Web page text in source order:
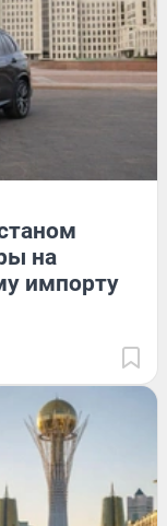
на
импорту